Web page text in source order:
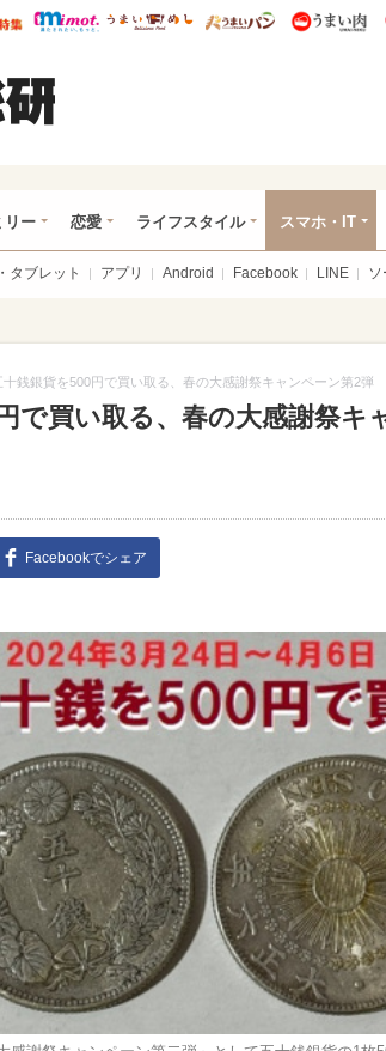
* ウレぴあ総研 ディズニー特集
mimot. うまいめし うまいパン
リー 恋愛 ライフスタイル スマホ・IT
タブレット アプリ Android Facebook LINE ソ
十銭銀貨を500円で買い取る、春の大感謝祭キャンペーン第2弾
で買い取る、春の大感謝祭キ
Facebookでシェア